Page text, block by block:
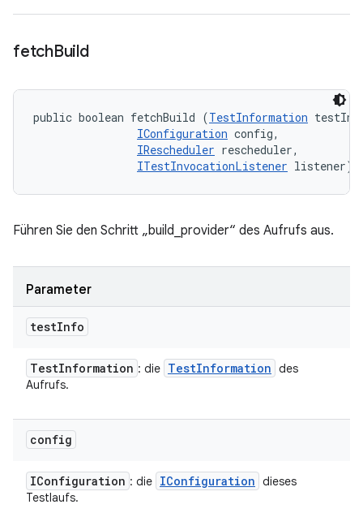
fetchBuild
public boolean fetchBuild (TestInformation
IConfiguration config,
IRescheduler rescheduler,
ITestInvocationListener listener)
Führen Sie den Schritt „build_provider“ des Aufrufs aus.
Parameter
testInfo
TestInformation : die TestInformation des
Aufrufs.
config
IConfiguration : die IConfiguration dieses
Testlaufs.